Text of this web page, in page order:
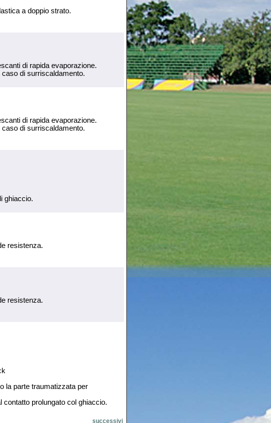
a doppio strato.
di rapida evaporazione.
di surriscaldamento.
di rapida evaporazione.
di surriscaldamento.
ghiaccio.
resistenza.
resistenza.
la parte traumatizzata per
contatto prolungato col ghiaccio.
successivi